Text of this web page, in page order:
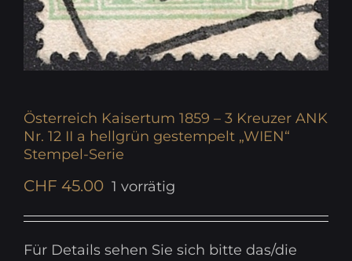
Österreich Kaisertum 1859 – 3 Kreuzer ANK
Nr. 12 II a hellgrün gestempelt „WIEN“
Stempel-Serie
CHF 45.00 1 vorrätig
Für Details sehen Sie sich bitte das/die